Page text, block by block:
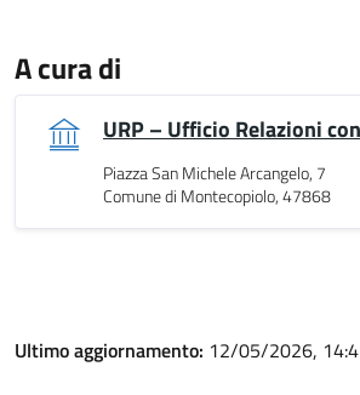
A cura di
URP – Ufficio Relazioni
Piazza San Michele Arcangelo, 7
Comune di Montecopiolo, 47868
Ultimo aggiornamento: 12/05/2026,